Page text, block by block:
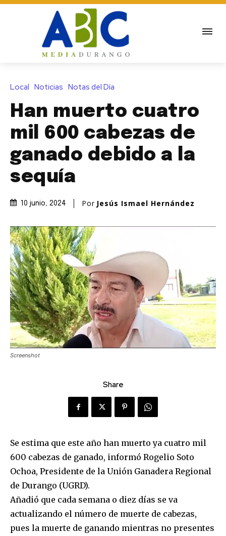
Local Noticias Notas del Día
Han muerto cuatro
mil 600 cabezas de
ganado debido a la
sequía
10 junio, 2024 Por Jesús Ismael Hernández
Screenshot
Share
Se estima que este año han muerto ya cuatro mil
600 cabezas de ganado, informó Rogelio Soto
Ochoa, Presidente de la Unión Ganadera Regional
de Durango (UGRD).
Añadió que cada semana o diez días se va
actualizando el número de muerte de cabezas,
pues la muerte de ganando mientras no presentes